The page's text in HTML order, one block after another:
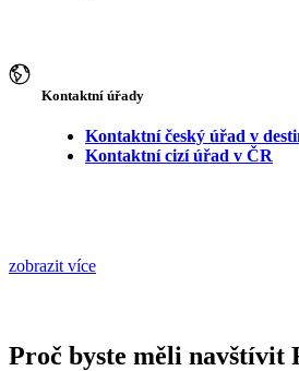
Kontaktní úřady
Kontaktní český úřad v
Kontaktní cizí úřad v ČR
zobrazit více
Proč byste měli navštívit